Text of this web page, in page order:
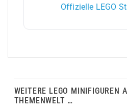
Offizielle LEGO
WEITERE LEGO MINIFIGUREN
THEMENWELT …